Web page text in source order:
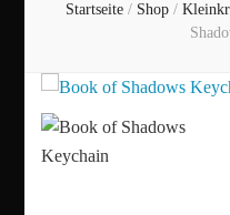
Startseite / Shop /